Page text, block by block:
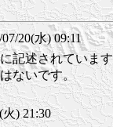
20(水) 09:11
記述されていま
ないです。
) 21:30